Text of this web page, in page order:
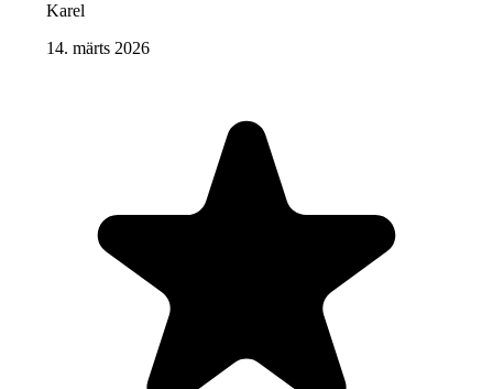
Karel
14. märts 2026